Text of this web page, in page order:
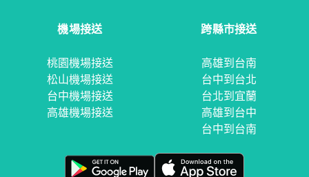
機場接送
桃園機場接送
松山機場接送
台中機場接送
高雄機場接送
跨縣市接送
高雄到台南
台中到台北
台北到宜蘭
高雄到台中
台中到台南